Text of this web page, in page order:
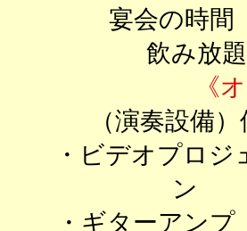
宴会の時
飲み放
《
（演奏設備
・ビデオプロ
・ギターア